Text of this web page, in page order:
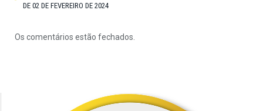
DE 02 DE FEVEREIRO DE 2024
Os comentários estão fechados.